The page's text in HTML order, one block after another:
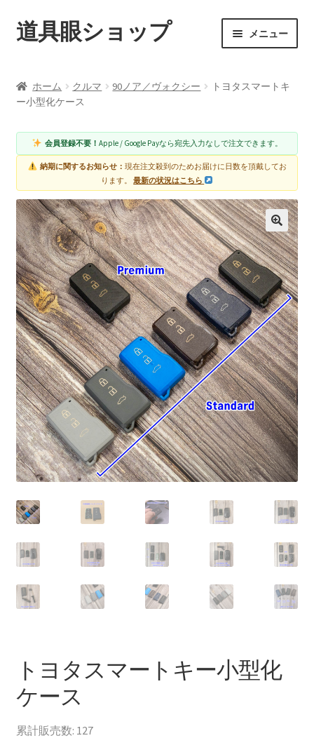
ナ
ビ
ー
ン
ッ
プ
コ
ン
ン
ス
道具眼ショップ メニュー
アイテム一覧
メ
ニ
ュ
ー
を
展
開
配送料について
カート
ホーム クルマ 90ノア／ヴォクシー
トヨタスマートキ
ー小型化ケース
会員登録不要！ Apple / Google Payなら宛先入力なしで注文できます。
納期に関するお知らせ：現在注文殺到のためお届けに日数を頂戴してお
ります。最新の状況はこちら
トヨタスマートキー小型化
ケース
累計販売数: 127